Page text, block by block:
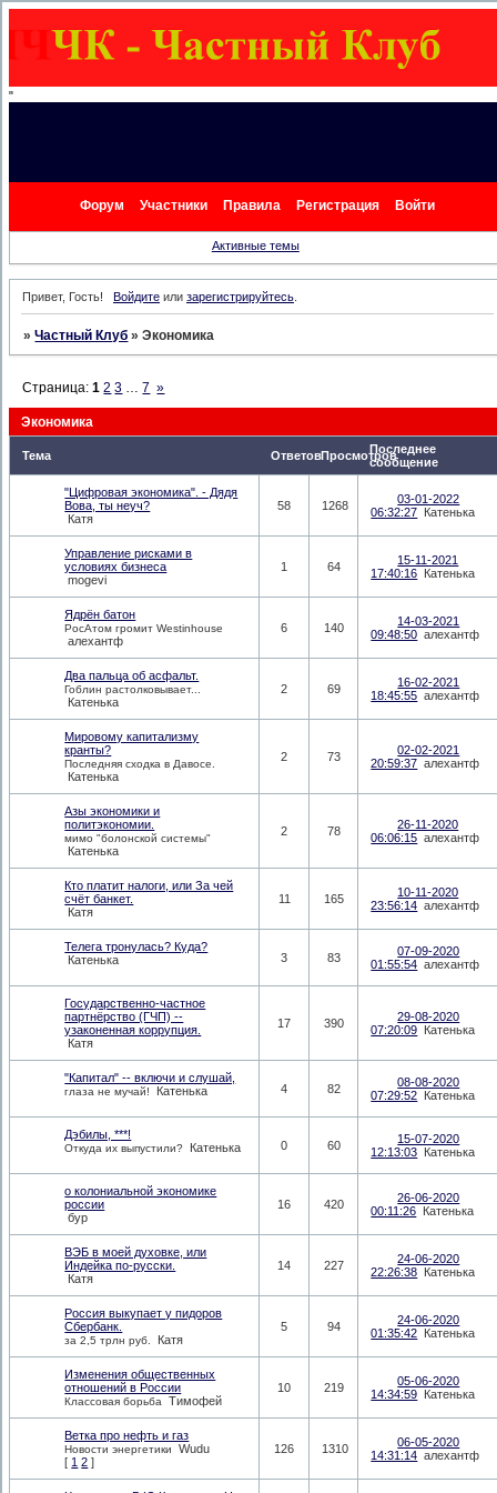
"
Форум Участники Правила Регистрация Войти
Активные темы
Привет, Гость! Войдитеили зарегистрируйтесь.
»Частный Клуб »Экономика
Экономика
Страница:1 2 3 … 7 »
Тема ОтветовПросмотровПоследнее
сообщение
"Цифровая экономика". - Дядя
Вова, ты неуч?
Катя
58 1268
03-01-2022
06:32:27
Катенька
Управление рисками в
условиях бизнеса
mogevi
1 64
15-11-2021
17:40:16
Катенька
Ядрён батон
РосАтом громит Westinhouse
алехантф
6 140
14-03-2021
09:48:50 алехантф
Два пальца об асфальт.
Гоблин растолковывает...
Катенька
2 69
16-02-2021
18:45:55 алехантф
Мировому капитализму
кранты?
Последняя сходка в Давосе.
Катенька
2 73
02-02-2021
20:59:37 алехантф
Азы экономики и
политэкономии.
мимо "болонской системы"
Катенька
2 78
26-11-2020
06:06:15 алехантф
Кто платит налоги, или За чей
счёт банкет.
Катя
11 165
10-11-2020
23:56:14 алехантф
Телега тронулась? Куда?
Катенька
3 83
07-09-2020
01:55:54 алехантф
Государственно-частное
партнёрство (ГЧП) --
узаконенная коррупция.
Катя
17 390
29-08-2020
07:20:09
Катенька
"Капитал" -- включи и слушай,
глаза не мучай! Катенька 4 82
08-08-2020
07:29:52
Катенька
Дэбилы, ***!
Откуда их выпустили? Катенька 0 60
15-07-2020
12:13:03
Катенька
о колониальной экономике
россии
бур
16 420
26-06-2020
00:11:26
Катенька
ВЭБ в моей духовке, или
Индейка по-русски.
Катя
14 227
24-06-2020
22:26:38
Катенька
Россия выкупает у пидоров
Сбербанк.
за 2,5 трлн руб. Катя
5 94
24-06-2020
01:35:42
Катенька
Изменения общественных
отношений в России
Классовая борьба Тимофей
10 219
05-06-2020
14:34:59
Катенька
Ветка про нефть и газ
Новости энергетики
Wudu
[ 1 2 ]
126 1310
06-05-2020
14:31:14 алехантф